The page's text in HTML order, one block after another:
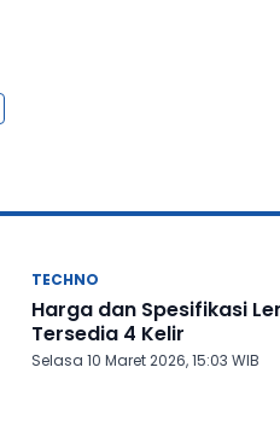
TECHNO
Harga dan Spesifikasi
Tersedia 4 Kelir
Selasa 10 Maret 2026, 15:03 WIB